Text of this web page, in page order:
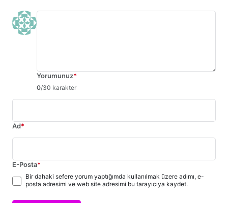
Yorumunuz*
0/30 karakter
Ad*
E-Posta*
Bir dahaki sefere yorum yaptığımda kullanılmak üzere adımı, e-
posta adresimi ve web site adresimi bu tarayıcıya kaydet.